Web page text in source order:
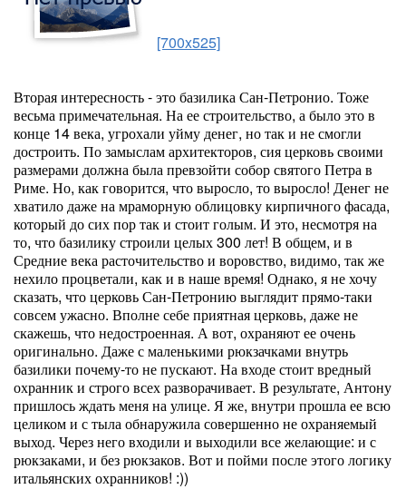
[700x525]
Вторая интересность - это базилика Сан-Петронио. Тоже
весьма примечательная. На ее строительство, а было это в
конце 14 века, угрохали уйму денег, но так и не смогли
достроить. По замыслам архитекторов, сия церковь своими
размерами должна была превзойти собор святого Петра в
Риме. Но, как говорится, что выросло, то выросло! Денег не
хватило даже на мраморную облицовку кирпичного фасада,
который до сих пор так и стоит голым. И это, несмотря на
то, что базилику строили целых 300 лет! В общем, и в
Средние века расточительство и воровство, видимо, так же
нехило процветали, как и в наше время! Однако, я не хочу
сказать, что церковь Сан-Петронию выглядит прямо-таки
совсем ужасно. Вполне себе приятная церковь, даже не
скажешь, что недостроенная. А вот, охраняют ее очень
оригинально. Даже с маленькими рюкзачками внутрь
базилики почему-то не пускают. На входе стоит вредный
охранник и строго всех разворачивает. В результате, Антону
пришлось ждать меня на улице. Я же, внутри прошла ее всю
целиком и с тыла обнаружила совершенно не охраняемый
выход. Через него входили и выходили все желающие: и с
рюкзаками, и без рюкзаков. Вот и пойми после этого логику
итальянских охранников! :))